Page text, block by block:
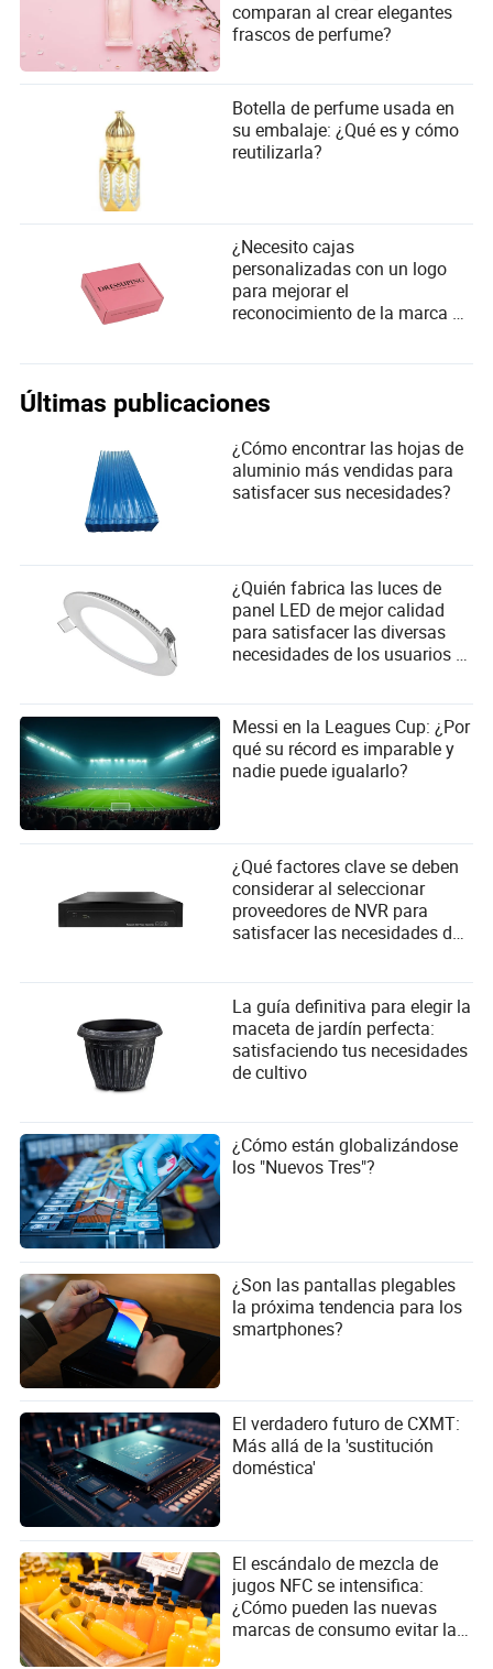
comparan al crear elegantes
frascos de perfume?
Botella de perfume usada en
su embalaje: ¿Qué es y cómo
reutilizarla?
¿Necesito cajas
personalizadas con un logo
para mejorar el
reconocimiento de la marca y
Últimas publicaciones
¿Cómo encontrar las hojas de
aluminio más vendidas para
satisfacer sus necesidades?
¿Quién fabrica las luces de
panel LED de mejor calidad
para satisfacer las diversas
necesidades de los usuarios y
proveedores?
Messi en la Leagues Cup: ¿Por
qué su récord es imparable y
nadie puede igualarlo?
¿Qué factores clave se deben
considerar al seleccionar
proveedores de NVR para
satisfacer las necesidades del
La guía definitiva para elegir la
maceta de jardín perfecta:
satisfaciendo tus necesidades
de cultivo
¿Cómo están globalizándose
los "Nuevos Tres"?
¿Son las pantallas plegables
la próxima tendencia para los
smartphones?
El verdadero futuro de CXMT:
Más allá de la 'sustitución
doméstica'
El escándalo de mezcla de
jugos NFC se intensifica:
¿Cómo pueden las nuevas
marcas de consumo evitar la